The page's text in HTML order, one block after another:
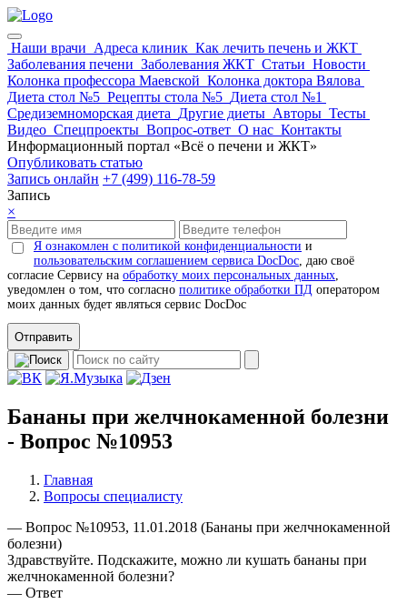
Наши врачи Адреса клиник Как лечить печень и ЖКТ
Заболевания печени Заболевания ЖКТ Статьи Новости
Колонка профессора Маевской Колонка доктора Вялова
Диета стол №5 Рецепты стола №5 Диета стол №1
Средиземноморская диета Другие диеты Авторы Тесты
Видео Спецпроекты Вопрос-ответ О нас Контакты
Информационный портал «Всё о печени и ЖКТ»
Опубликовать статью
Запись онлайн +7 (499) 116-78-59
Запись
×
Я ознакомлен с политикой конфиденциальности и
пользовательским соглашением сервиса DocDoc, даю своё
согласие Сервису на обработку моих персональных данных,
уведомлен о том, что согласно политике обработки ПД оператором
моих данных будет являться сервис DocDoc
Отправить
Бананы при желчнокаменной болезни
- Вопрос №10953
Главная
Вопросы специалисту
— Вопрос №10953, 11.01.2018 (Бананы при желчнокаменной
болезни)
Здравствуйте. Подскажите, можно ли кушать бананы при
желчнокаменной болезни?
— Ответ